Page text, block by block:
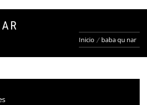
Inicio baba qu nar